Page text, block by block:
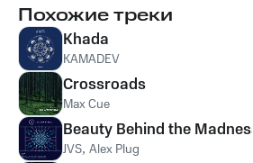
Похожие треки
Khada
KAMADEV
Crossroads
Max Cue
Beauty Behind the Madness
JVS, Alex Plug